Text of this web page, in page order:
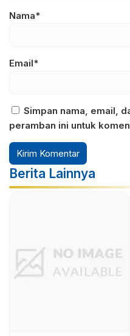
Nama*
Email*
Simpan nama, email,
peramban ini untuk
Berita Lainnya